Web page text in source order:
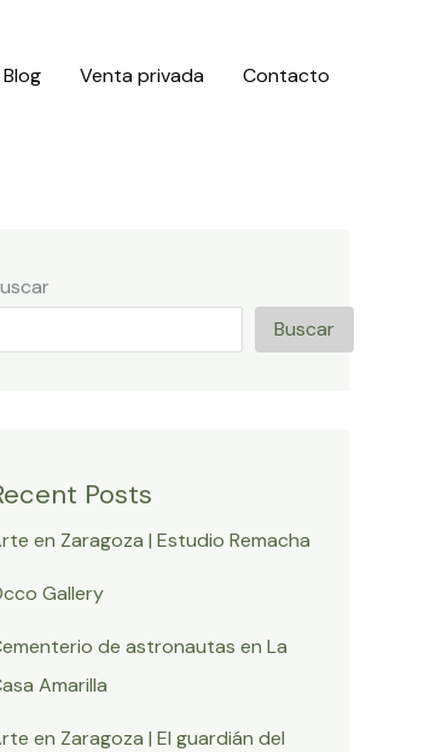
Blog Venta privada Contacto
Buscar
Posts
en Zaragoza | Estudio Remacha
Gallery
de astronautas en La
Amarilla
en Zaragoza | El guardián del